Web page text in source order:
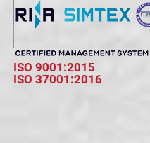
ISO 9001:2015
ISO 37001:2016